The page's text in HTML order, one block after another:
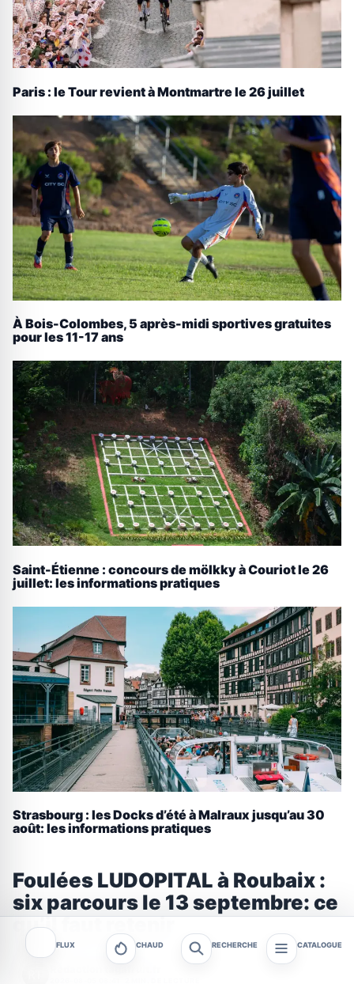
Paris : le Tour revient à Montmartre le 26 juillet
À Bois-Colombes, 5 après-midi sportives gratuites
pour les 11-17 ans
Saint-Étienne : concours de mölkky à Couriot le 26
juillet: les informations pratiques
Strasbourg : les Docks d’été à Malraux jusqu’au 30
août: les informations pratiques
Foulées LUDOPITAL à Roubaix :
six parcours le 13 septembre: ce
qu’il faut retenir
FLUX CHAUD RECHERCHE CATALOGUE